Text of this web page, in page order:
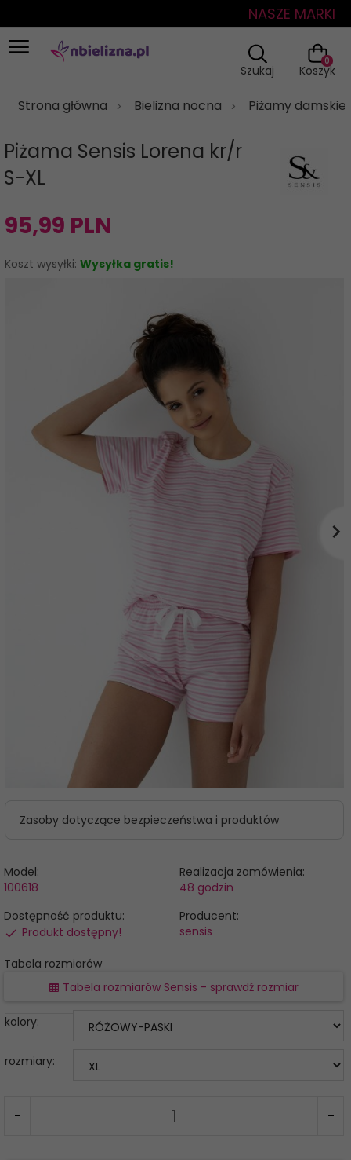
NASZE MARKI
Szukaj Koszyk
0
Strona główna Bielizna nocna Piżamy damskie
Piżama Sensis Lorena kr/r
S-XL
95,99 PLN
Koszt wysyłki: Wysyłka gratis!
Zasoby dotyczące bezpieczeństwa i produktów
Model:
100618
Realizacja zamówienia:
48 godzin
Dostępność produktu:
Produkt dostępny!
Producent:
sensis
Tabela rozmiarów
Tabela rozmiarów Sensis - sprawdź rozmiar
kolory:
rozmiary: